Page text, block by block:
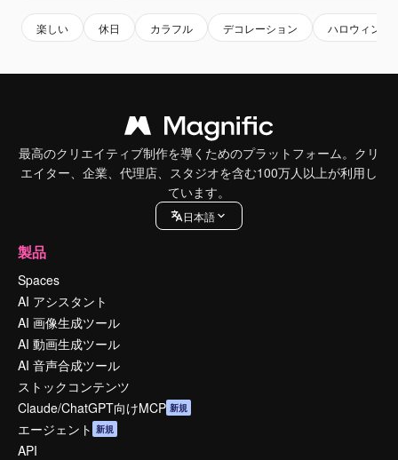
楽しい 休日 カラフル デコレーション ハロウィン
最高のクリエイティブ制作を導くためのプラットフォーム。クリ
エイター、企業、代理店、スタジオを含む100万人以上が利用し
ています。
日本語
製品
Spaces
AI アシスタント
AI 画像生成ツール
AI 動画生成ツール
AI 音声合成ツール
ストックコンテンツ
Claude/ChatGPT向けMCP 新規
エージェント 新規
API